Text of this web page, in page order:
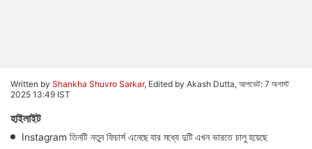
Written by Shankha Shuvro Sarkar, Edited by Akash Dutta, আপডেট: 7 অগাস্ট
2025 13:49 IST
হাইলাইট
Instagram তিনটি নতুন ফিচার্স এনেছে যার মধ্যে দুটি এখন ভারতে চালু হয়েছে